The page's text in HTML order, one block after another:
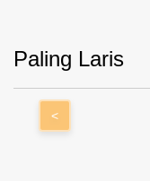
Paling Laris
<